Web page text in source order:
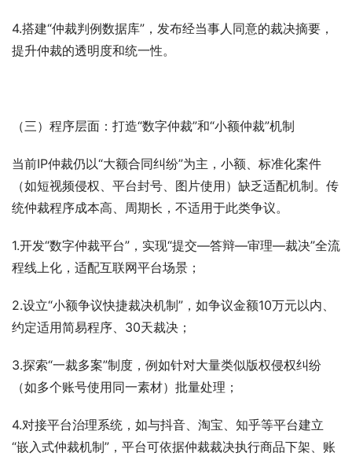
4.搭建“仲裁判例数据库”，发布经当事人同意的裁决摘要，
提升仲裁的透明度和统一性。
（三）程序层面：打造“数字仲裁”和“小额仲裁”机制
当前IP仲裁仍以“大额合同纠纷”为主，小额、标准化案件
（如短视频侵权、平台封号、图片使用）缺乏适配机制。传
统仲裁程序成本高、周期长，不适用于此类争议。
1.开发“数字仲裁平台”，实现“提交—答辩—审理—裁决”全流
程线上化，适配互联网平台场景；
2.设立“小额争议快捷裁决机制”，如争议金额10万元以内、
约定适用简易程序、30天裁决；
3.探索“一裁多案”制度，例如针对大量类似版权侵权纠纷
（如多个账号使用同一素材）批量处理；
4.对接平台治理系统，如与抖音、淘宝、知乎等平台建立
“嵌入式仲裁机制”，平台可依据仲裁裁决执行商品下架、账